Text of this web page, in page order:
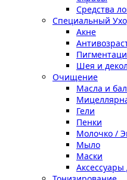
Средства
Специальный
Акне
Шея и
Очищение
Масла и
Гели
Пенки
Молочко /
Мыло
Маски